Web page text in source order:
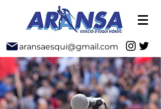
aransaesqui@gmail.com